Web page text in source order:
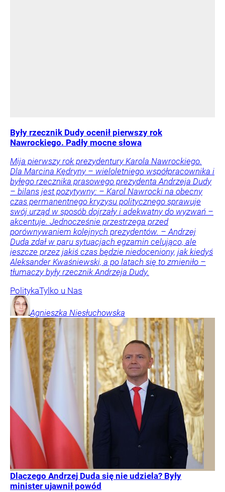
Były rzecznik Dudy ocenił pierwszy rok
Nawrockiego. Padły mocne słowa
Mija pierwszy rok prezydentury Karola Nawrockiego.
Dla Marcina Kędryny – wieloletniego współpracownika i
byłego rzecznika prasowego prezydenta Andrzeja Dudy
– bilans jest pozytywny: – Karol Nawrocki na obecny
czas permanentnego kryzysu politycznego sprawuje
swój urząd w sposób dojrzały i adekwatny do wyzwań –
akcentuje. Jednocześnie przestrzega przed
porównywaniem kolejnych prezydentów. – Andrzej
Duda zdał w paru sytuacjach egzamin celująco, ale
jeszcze przez jakiś czas będzie niedoceniony, jak kiedyś
Aleksander Kwaśniewski, a po latach się to zmieniło –
tłumaczy były rzecznik Andrzeja Dudy.
PolitykaTylko u Nas
Agnieszka Niesłuchowska
Dlaczego Andrzej Duda się nie udziela? Były
minister ujawnił powód